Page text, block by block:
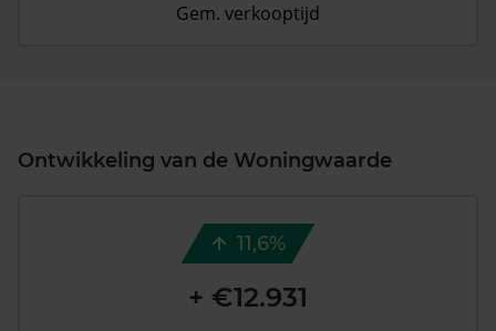
Gem. verkooptijd
Ontwikkeling van de Woningwaarde
11,6%
+ €12.931